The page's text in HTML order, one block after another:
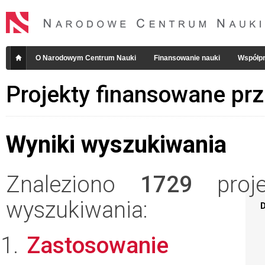
O Narodowym Centrum Nauki Finansowanie nauki
Projekty finansowane
Wyniki wyszukiwania
Znaleziono 1729
wyszukiwania:
Zastosowanie